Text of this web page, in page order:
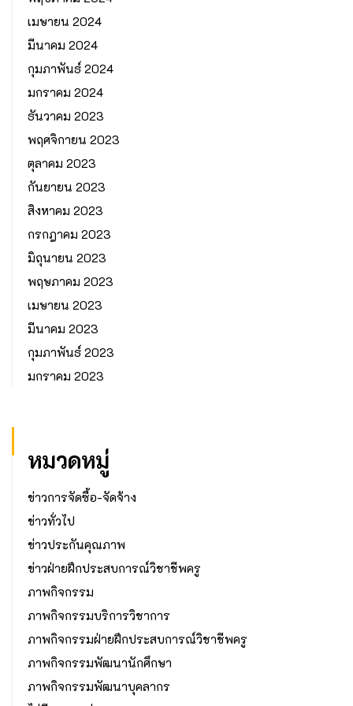
เมษายน 2024
มีนาคม 2024
กุมภาพันธ์ 2024
มกราคม 2024
ธันวาคม 2023
พฤศจิกายน 2023
ตุลาคม 2023
กันยายน 2023
สิงหาคม 2023
กรกฎาคม 2023
มิถุนายน 2023
พฤษภาคม 2023
เมษายน 2023
มีนาคม 2023
กุมภาพันธ์ 2023
มกราคม 2023
หมวดหมู่
ข่าวการจัดซื้อ-จัดจ้าง
ข่าวทั่วไป
ข่าวประกันคุณภาพ
ข่าวฝ่ายฝึกประสบการณ์วิชาชีพครู
ภาพกิจกรรม
ภาพกิจกรรมบริการวิชาการ
ภาพกิจกรรมฝ่ายฝึกประสบการณ์วิชาชีพครู
ภาพกิจกรรมพัฒนานักศึกษา
ภาพกิจกรรมพัฒนาบุคลากร